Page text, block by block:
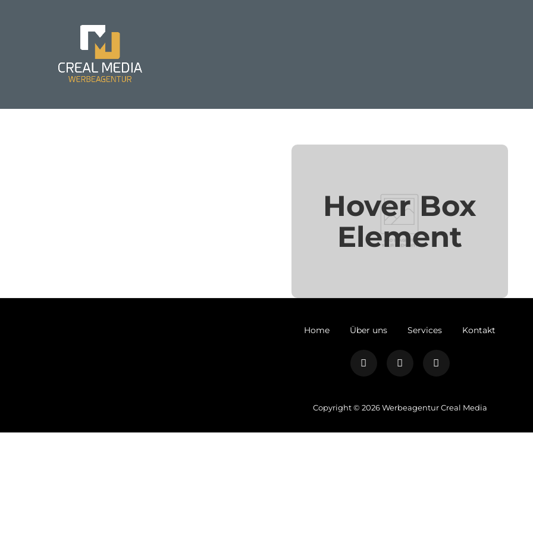
Hover Box
Element
Hover Box
Click edit button to change this text.
Lorem ipsum dolor sit amet,
consectetur adipiscing elit. Ut elit tellus,
Home Über uns Services Kontakt
Copyright © 2026 Werbeagentur Creal Media